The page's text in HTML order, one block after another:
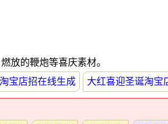
放的鞭炮等喜庆素材。
宝店招在线生成 大红喜迎圣诞淘宝